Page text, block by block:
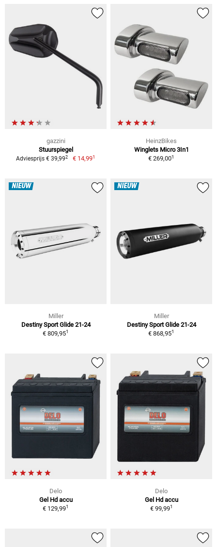
gazzini
Stuurspiegel
Adviesprijs € 39,992 € 14,991
HeinzBikes
Winglets Micro 3In1
€ 269,001
NIEUW
Miller
Destiny Sport Glide 21-24
€ 809,951
NIEUW
Miller
Destiny Sport Glide 21-24
€ 868,951
Delo
Gel Hd accu
€ 129,991
Delo
Gel Hd accu
€ 99,991